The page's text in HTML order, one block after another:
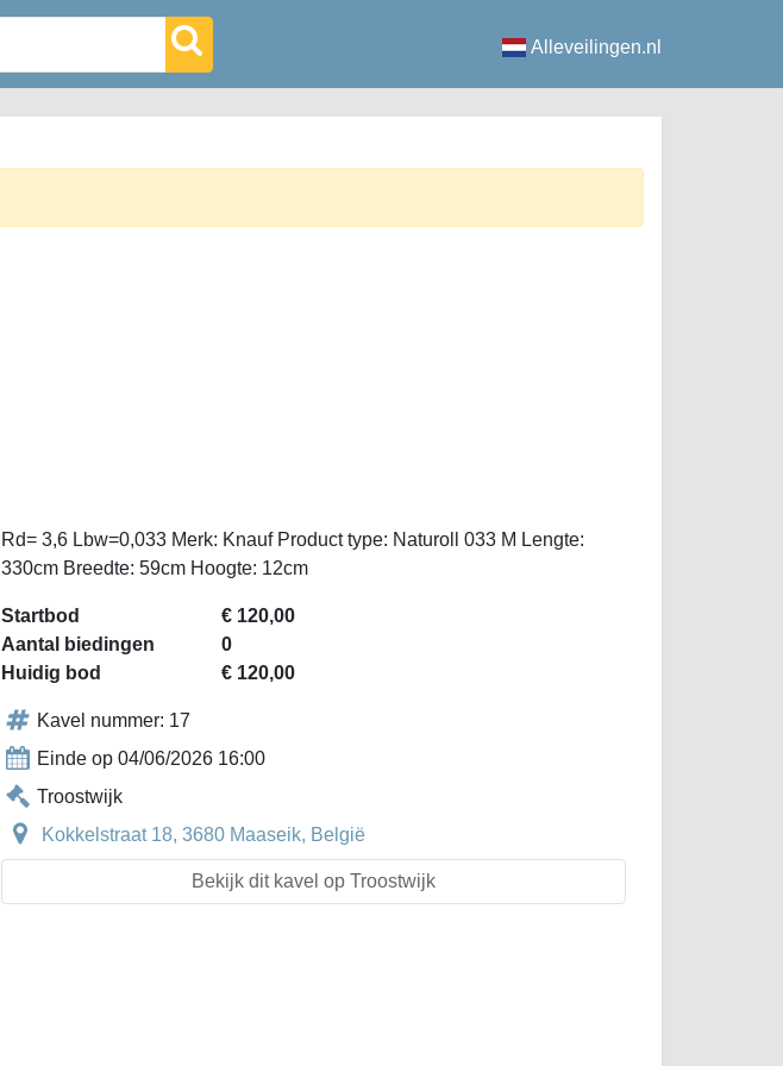
Alleveilingen.nl
Rd= 3,6 Lbw=0,033 Merk: Knauf Product type: Naturoll 033 M Lengte:
330cm Breedte: 59cm Hoogte: 12cm
Startbod
€ 120,00
Aantal biedingen
0
Huidig bod
€ 120,00
Kavel nummer: 17
Einde op 04/06/2026 16:00
Troostwijk
Kokkelstraat 18, 3680 Maaseik, België
Bekijk dit kavel op Troostwijk